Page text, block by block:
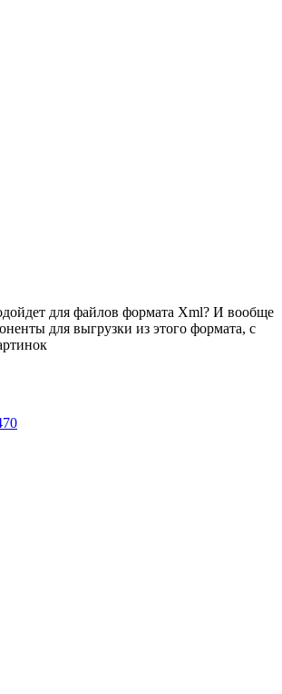
для файлов формата Xml? И вообще
для выгрузки из этого формата, с